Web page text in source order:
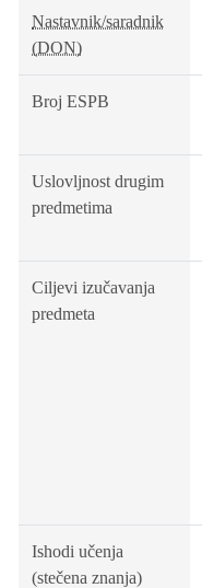
Nastavnik/saradnik
(DON)
Broj ESPB
Uslovljnost drugim
predmetima
Ciljevi izučavanja
predmeta
Ishodi učenja
(stečena znanja)